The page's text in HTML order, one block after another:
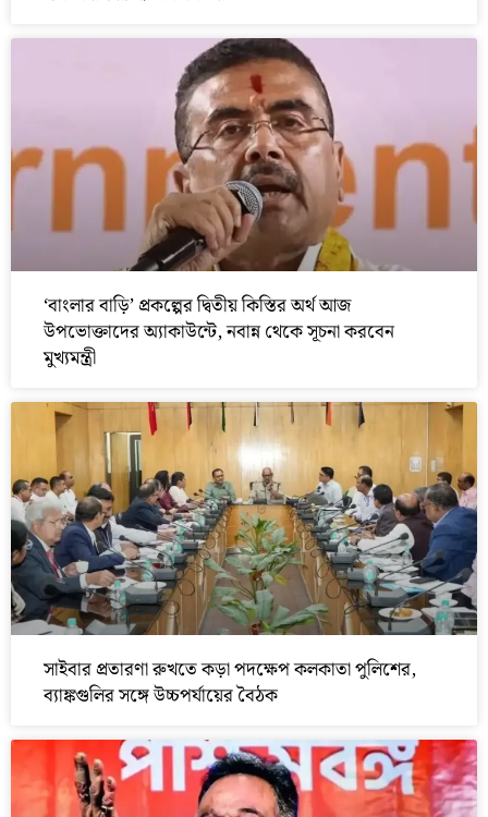
‘বাংলার বাড়ি’ প্রকল্পের দ্বিতীয় কিস্তির অর্থ আজ
উপভোক্তাদের অ্যাকাউন্টে, নবান্ন থেকে সূচনা করবেন
মুখ্যমন্ত্রী
সাইবার প্রতারণা রুখতে কড়া পদক্ষেপ কলকাতা পুলিশের,
ব্যাঙ্কগুলির সঙ্গে উচ্চপর্যায়ের বৈঠক